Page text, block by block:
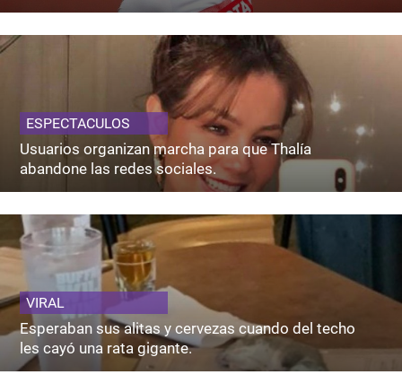
ESPECTACULOS
Usuarios organizan marcha para que Thalía
abandone las redes sociales.
VIRAL
Esperaban sus alitas y cervezas cuando del techo
les cayó una rata gigante.